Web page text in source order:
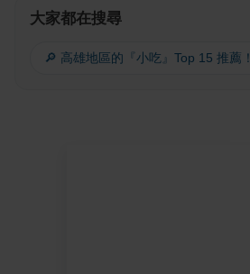
大家都在搜尋
🔎 高雄地區的『小吃』Top 15 推薦！